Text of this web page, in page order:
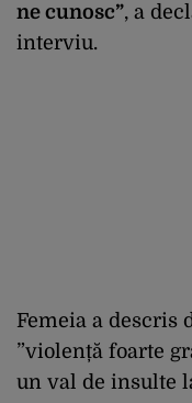
ne cunosc”, a
interviu.
Femeia a descris
”violență foarte
un val de insulte